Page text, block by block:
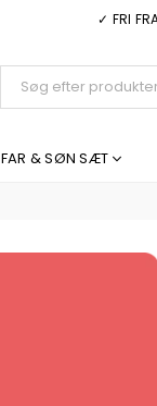
✓ FRI
FAR & SØN SÆT